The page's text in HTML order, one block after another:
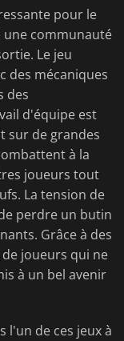
pour le
une communauté
Le jeu
des mécaniques
des
d'équipe est
sur de grandes
à la
joueurs tout
La tension de
perdre un butin
Grâce à des
joueurs qui ne
à un bel avenir
l'un de ces jeux à